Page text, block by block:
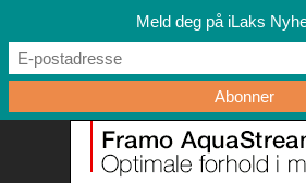
Meld deg på iLaks